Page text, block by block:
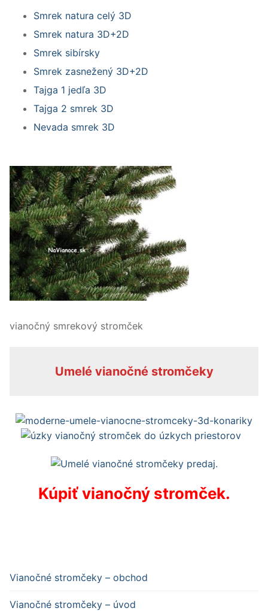
Smrek natura celý 3D
Smrek natura 3D+2D
Smrek sibírsky
Smrek zasnežený 3D+2D
Tajga 1 jedľa 3D
Tajga 2 smrek 3D
Nevada smrek 3D
vianočný smrekový stromček
Umelé vianočné stromčeky
Kúpiť vianočný stromček.
Vianočné stromčeky – obchod
Vianočné stromčeky – úvod